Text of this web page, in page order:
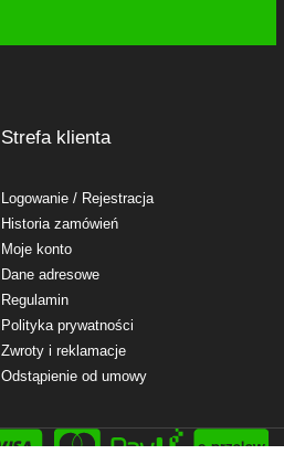
Strefa klienta
Logowanie/ Rejestracja
Historia zamówień
Moje konto
Dane adresowe
Regulamin
Polityka prywatności
Zwroty i reklamacje
Odstąpienie od umowy